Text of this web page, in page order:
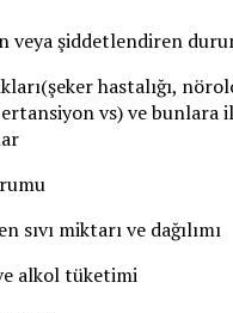
veya şiddetlendiren
hastalığı,
vs) ve bunlara
sıvı miktarı ve dağılımı
alkol tüketimi